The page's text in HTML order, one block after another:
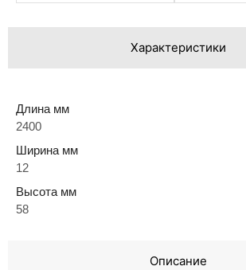
Характеристики
Описание
Длина мм
2400
Ширина мм
12
Высота мм
58